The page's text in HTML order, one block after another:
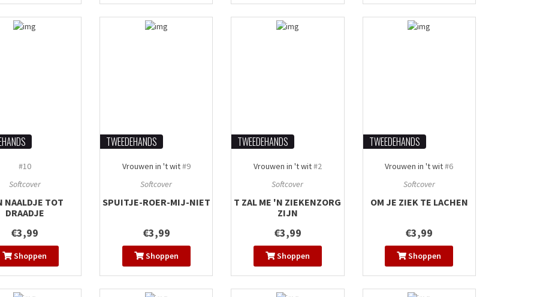
#10
Softcover
NAALDJE TOT
DRAADJE
€3,99
Shoppen
TWEEDEHANDS
Vrouwen in 't wit#9
Softcover
SPUITJE-ROER-MIJ-NIET
€3,99
Shoppen
TWEEDEHANDS
Vrouwen in 't wit#2
Softcover
T ZAL ME 'N ZIEKENZORG
ZIJN
€3,99
Shoppen
TWEEDEHANDS
Vrouwen in 't wit#6
Softcover
OM JE ZIEK TE LACHEN
€3,99
Shoppen